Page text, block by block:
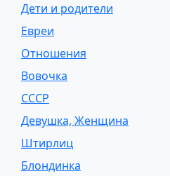
Дети и родители
Евреи
Отношения
Вовочка
СССР
Девушка, Женщина
Штирлиц
Блондинка